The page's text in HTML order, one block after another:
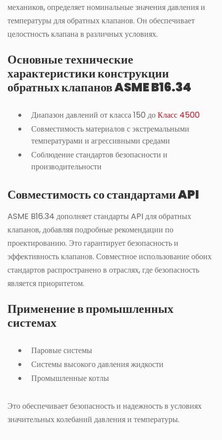
механиков, определяет номинальные значения давления и
температуры для обратных клапанов. Он обеспечивает
целостность клапана в различных условиях.
Основные технические
характеристики конструкции
обратных клапанов ASME B16.34
Диапазон давлений от класса 150 доКласс 4500
Совместимость материалов с экстремальными
температурами и агрессивными средами
Соблюдение стандартов безопасности и
производительности
Совместимость со стандартами API
ASME B16.34 дополняет стандарты API для обратных
клапанов, добавляя подробные рекомендации по
проектированию. Это гарантирует безопасность и
эффективность клапанов. Совместное использование обоих
стандартов распространено в отраслях, где безопасность
является приоритетом.
Применение в промышленных
системах
Паровые системы
Системы высокого давления жидкости
Промышленные котлы
Это обеспечивает безопасность и надежность в условиях
значительных колебаний давления и температуры.